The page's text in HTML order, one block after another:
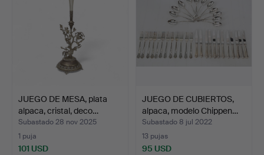
JUEGO DE MESA, plata
alpaca, cristal, deco…
Subastado 28 nov 2025
1 puja
101 USD
JUEGO DE CUBIERTOS,
alpaca, modelo Chippen…
Subastado 8 jul 2022
13 pujas
95 USD